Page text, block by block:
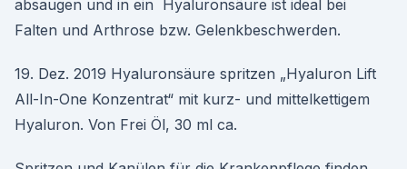
absaugen und in ein Hyaluronsäure ist ideal bei
Falten und Arthrose bzw. Gelenkbeschwerden.
19. Dez. 2019 Hyaluronsäure spritzen „Hyaluron Lift
All-In-One Konzentrat“ mit kurz- und mittelkettigem
Hyaluron. Von Frei Öl, 30 ml ca.